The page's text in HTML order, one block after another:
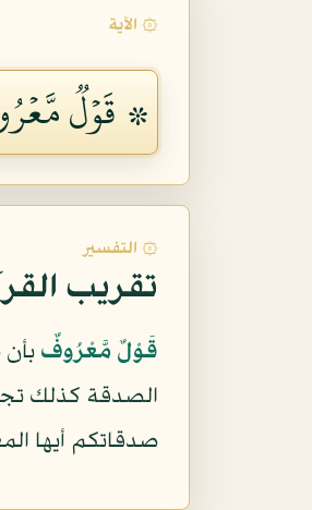
۞ الآية
۞ قَوۡلٞ
۞ التفسير
تقريب
قَوْلٌ مَّعْرُوفٌ
الصدقة كذلك
صدقاتكم أيها